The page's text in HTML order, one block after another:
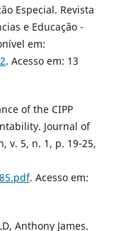
Especial. Revista
e Educação -
em:
. Acesso em: 13
of the CIPP
Journal of
v. 5, n. 1, p. 19-25,
. Acesso em:
Anthony James.